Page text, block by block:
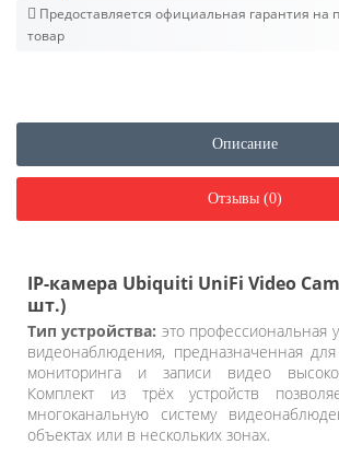
Предоставляется официальная гарантия на
товар
Описание
Отзывы (0)
IP-камера Ubiquiti UniFi Video
шт.)
Тип устройства: это профессиональная
видеонаблюдения, предназначенная для
мониторинга и записи видео
Комплект из трёх устройств
многоканальную систему
объектах или в нескольких зонах.